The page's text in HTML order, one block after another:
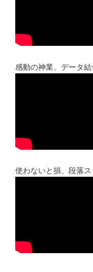
感動の神業、データ
使わないと損、段落